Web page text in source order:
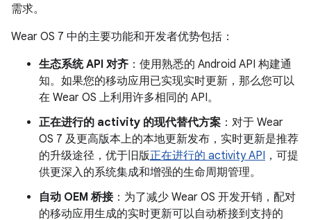
需求。
Wear OS 7 中的主要功能和开发者优势包括：
生态系统 API 对齐 ：使用熟悉的 Android API 构建通
知。如果您的移动应用已实现实时更新，那么您可以
在 Wear OS 上利用许多相同的 API。
正在进行的 activity 的现代替代方案 ：对于 Wear
OS 7 及更高版本上的本地更新发布，实时更新是推荐
的升级途径，优于旧版正在进行的 activity API ，可提
供更深入的系统集成和增强的生命周期管理。
自动 OEM 桥接：为了减少 Wear OS 开发开销，配对
的移动应用生成的实时更新可以自动桥接到支持的